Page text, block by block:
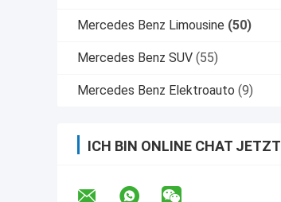
Mercedes Benz Limousine (50)
Mercedes Benz SUV (55)
Mercedes Benz Elektroauto (9)
ICH BIN ONLINE CHAT JETZT